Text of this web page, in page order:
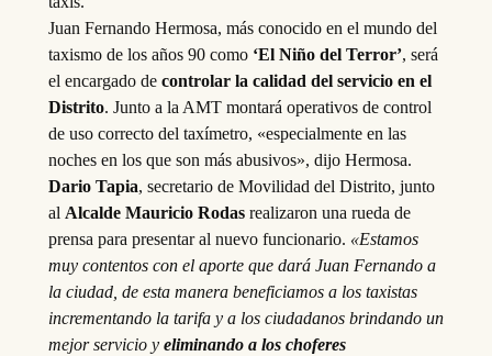
Juan Fernando Hermosa, más conocido en el mundo del
taxismo de los años 90 como‘El Niño del Terror’, será
el encargado de controlar la calidad del servicio en el
Distrito. Junto a la AMT montará operativos de control
de uso correcto del taxímetro, «especialmente en las
noches en los que son más abusivos», dijo Hermosa.
Dario Tapia, secretario de Movilidad del Distrito, junto
al Alcalde Mauricio Rodasrealizaron una rueda de
prensa para presentar al nuevo funcionario. «Estamos
muy contentos con el aporte que dará Juan Fernando a
la ciudad, de esta manera beneficiamos a los taxistas
incrementando la tarifa y a los ciudadanos brindando un
mejor servicio y eliminando a los choferes